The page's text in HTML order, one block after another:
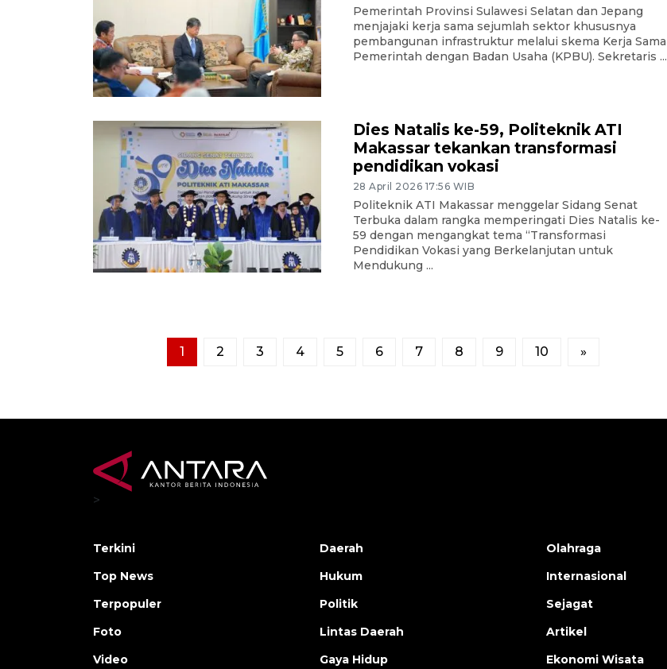
Pemerintah Provinsi Sulawesi Selatan dan Jepang
menjajaki kerja sama sejumlah sektor khususnya
pembangunan infrastruktur melalui skema Kerja Sama
Pemerintah dengan Badan Usaha (KPBU). Sekretaris ...
Dies Natalis ke-59, Politeknik ATI
Makassar tekankan transformasi
pendidikan vokasi
28 April 2026 17:56 WIB
Politeknik ATI Makassar menggelar Sidang Senat
Terbuka dalam rangka memperingati Dies Natalis ke-
59 dengan mengangkat tema “Transformasi
Pendidikan Vokasi yang Berkelanjutan untuk
Mendukung ...
1 2 3 4 5 6 7 8 9 10 »
>
Terkini
Top News
Terpopuler
Foto
Video
Daerah
Hukum
Politik
Lintas Daerah
Gaya Hidup
Olahraga
Internasional
Sejagat
Artikel
Ekonomi Wisata